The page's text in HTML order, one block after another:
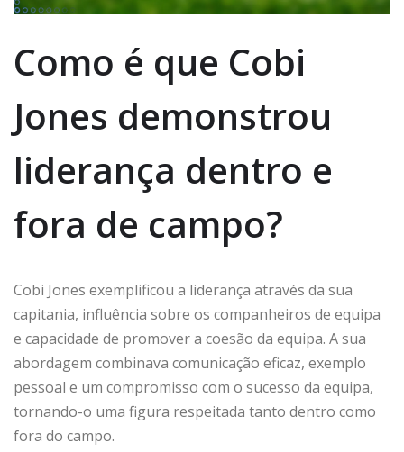
Como é que Cobi
Jones demonstrou
liderança dentro e
fora de campo?
Cobi Jones exemplificou a liderança através da sua
capitania, influência sobre os companheiros de equipa
e capacidade de promover a coesão da equipa. A sua
abordagem combinava comunicação eficaz, exemplo
pessoal e um compromisso com o sucesso da equipa,
tornando-o uma figura respeitada tanto dentro como
fora do campo.